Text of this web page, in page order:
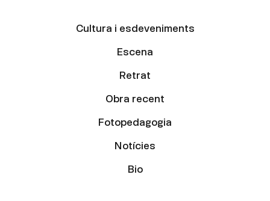
Cultura i esdeveniments
Escena
Retrat
Obra recent
Fotopedagogia
Notícies
Bio